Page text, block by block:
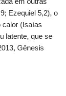
Ezequiel 5,2), o
calor (Isaías
latente, que se
Gênesis